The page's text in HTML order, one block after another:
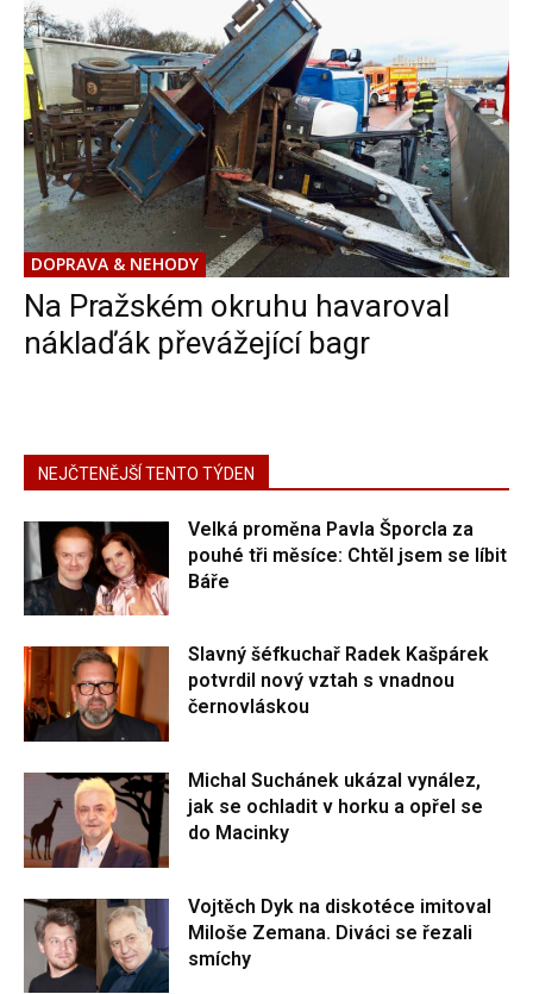
DOPRAVA & NEHODY
Na Pražském okruhu havaroval
náklaďák převážející bagr
NEJČTENĚJŠÍ TENTO TÝDEN
Velká proměna Pavla Šporcla za
pouhé tři měsíce: Chtěl jsem se líbit
Báře
Slavný šéfkuchař Radek Kašpárek
potvrdil nový vztah s vnadnou
černovláskou
Michal Suchánek ukázal vynález,
jak se ochladit v horku a opřel se
do Macinky
Vojtěch Dyk na diskotéce imitoval
Miloše Zemana. Diváci se řezali
smíchy